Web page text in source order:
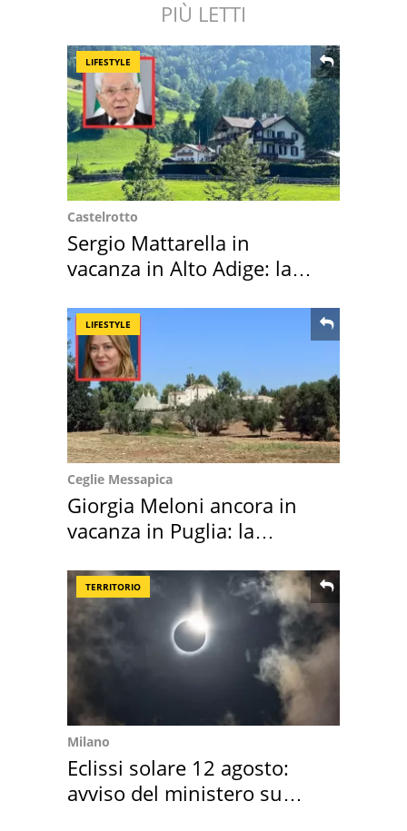
PIÙ LETTI
LIFESTYLE
Castelrotto
Sergio Mattarella in
vacanza in Alto Adige: la
LIFESTYLE
Ceglie Messapica
Giorgia Meloni ancora in
vacanza in Puglia: la
TERRITORIO
Milano
Eclissi solare 12 agosto:
avviso del ministero su